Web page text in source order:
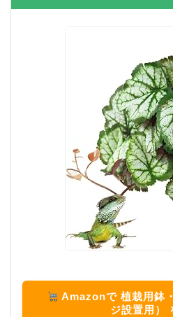
Amazonで 植栽用鉢
ジ設置用）